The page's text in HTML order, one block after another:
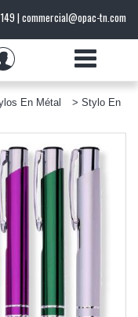
| commercial@opac-tn.com
En Métal
> Stylo En